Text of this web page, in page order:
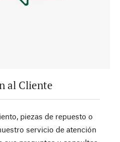
al Cliente
piezas de repuesto o
servicio de atención